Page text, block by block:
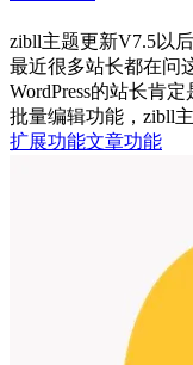
zibll主题更新V7.5以
最近很多站长都在问
WordPress的站长肯
批量编辑功能，zibll
扩展功能文章功能